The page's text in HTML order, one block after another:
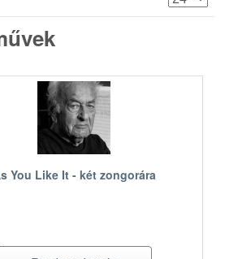
You Like It - két zongorára